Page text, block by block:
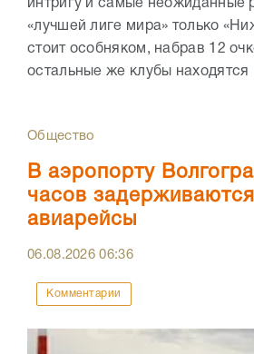
интригу и самые неожиданные
«лучшей лиге мира» только
стоит особняком, набрав 12
остальные же клубы находятся
Общество
В аэропорту
часов
авиарейсы
06.08.202606:36
Комментарии